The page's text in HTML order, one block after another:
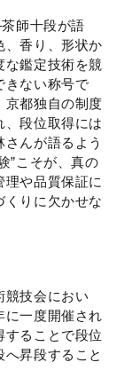
師十段が語
、香り、形状か
鑑定技術を競
きない称号で
京都独自の制度
、段位取得には
んが語るよう
”こそが、真の
理や品質保証に
くりに欠かせな
競技会におい
に一度開催され
することで段位
昇段すること